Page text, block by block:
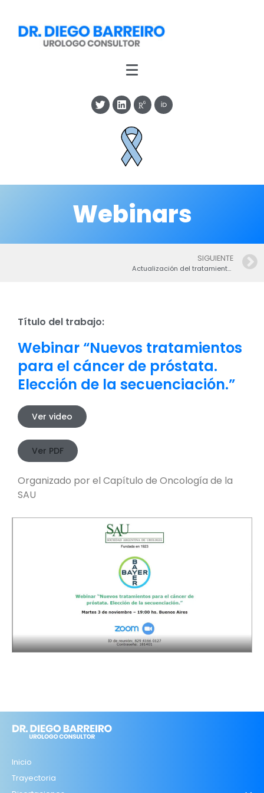
Webinars
SIGUIENTE
Actualización del tratamiento hormonal en el cáncer de próstata
Título del trabajo:
Webinar “Nuevos tratamientos
para el cáncer de próstata.
Elección de la secuenciación.”
Ver video
Ver PDF
Organizado por el Capítulo de Oncología de la
SAU
Inicio
Trayectoria